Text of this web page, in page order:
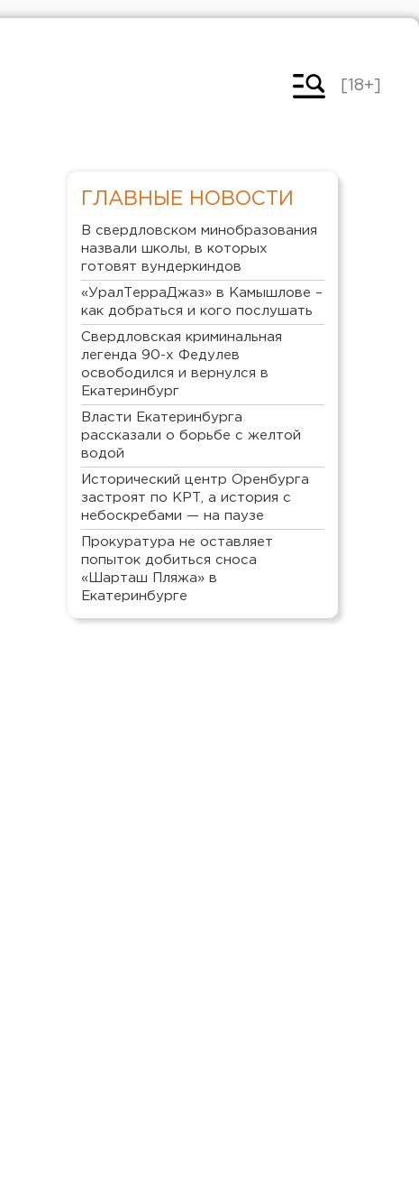
[18+]
ГЛАВНЫЕ НОВОСТИ
В свердловском минобразования
назвали школы, в которых
готовят вундеркиндов
«УралТерраДжаз» в Камышлове –
как добраться и кого послушать
Свердловская криминальная
легенда 90-х Федулев
освободился и вернулся в
Екатеринбург
Власти Екатеринбурга
рассказали о борьбе с желтой
водой
Исторический центр Оренбурга
застроят по КРТ, а история с
небоскребами — на паузе
Прокуратура не оставляет
попыток добиться сноса
«Шарташ Пляжа» в
Екатеринбурге